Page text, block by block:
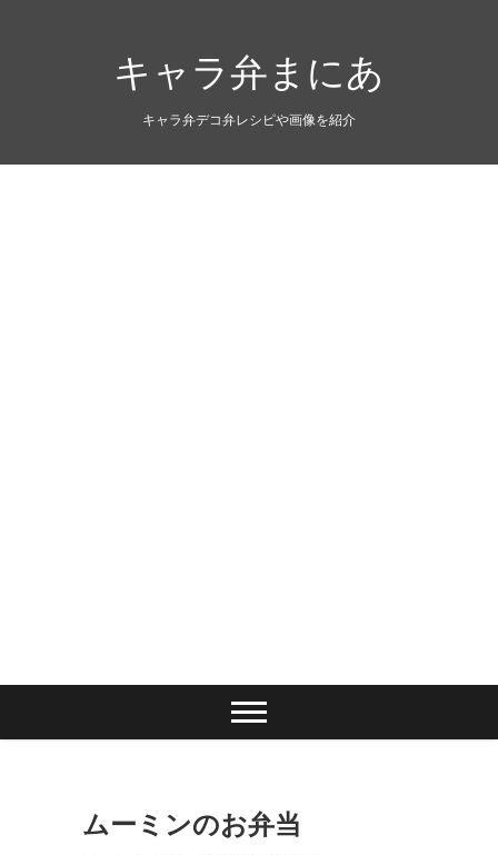
キャラ弁まにあ
キャラ弁デコ弁レシピや画像を紹介
ムーミンのお弁当